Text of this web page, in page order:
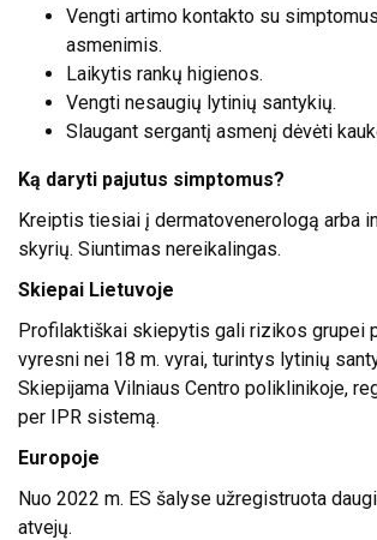
Vengti artimo kontakto su
asmenimis.
Laikytis rankų higienos.
Vengti nesaugių lytinių santykių.
Slaugant sergantį asmenį dėvėti
Ką daryti pajutus simptomus?
Kreiptis tiesiai į dermatovenerologą arba
skyrių. Siuntimas nereikalingas.
Skiepai Lietuvoje
Profilaktiškai skiepytis gali rizikos grupei
vyresni nei 18 m. vyrai, turintys lytinių
Skiepijama Vilniaus Centro poliklinikoje,
per IPR sistemą.
Europoje
Nuo 2022 m. ES šalyse užregistruota
atvejų.